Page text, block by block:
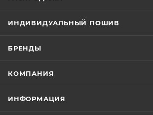
ИНДИВИДУАЛЬНЫЙ ПОШИВ
БРЕНДЫ
КОМПАНИЯ
ИНФОРМАЦИЯ